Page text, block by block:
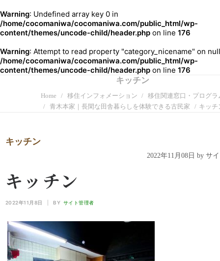
Warning: Undefined array key 0 in
/home/cocomaniwa/cocomaniwa.com/public_html/wp-
content/themes/uncode-child/header.php on line 176
Warning: Attempt to read property "category_nicename" on
/home/cocomaniwa/cocomaniwa.com/public_html/wp-
content/themes/uncode-child/header.php on line 176
キッチン
Home 移住インフォメーション
移住関連窓口・プログラ
青木本家｜長閑な田舎暮らしを体験できる古民家
キッチ
キッチン
2022年11月08日 by サ
キッチン
2022年11月8日 BY サイト管理者